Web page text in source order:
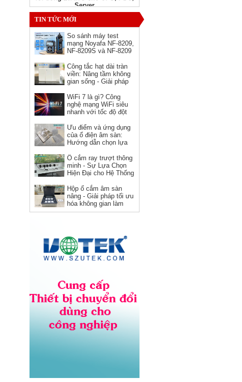
Server
Giá: Liên hệ
Ổ cắm HDMI âm tường hình
Giá: 150,000 VNĐ
chịu tải 20A cho server và UPS
Giá: Liên hệ
TIN TỨC MỚI
So sánh máy test
mạng Noyafa NF-8209,
NF-8209S và NF-8209
bản nào?
Công tắc hạt dài tràn
viền: Nâng tầm không
gian sống - Giải pháp
hiện đại
WiFi 7 là gì? Công
nghệ mạng WiFi siêu
nhanh với tốc độ đột
Ưu điểm và ứng dụng
của ổ điện âm sàn:
Hướng dẫn chọn lựa
Ổ cắm ray trượt thông
minh - Sự Lựa Chọn
Hiện Đại cho Hệ Thống
Hộp ổ cắm âm sàn
nâng - Giải pháp tối ưu
hóa không gian làm
việc